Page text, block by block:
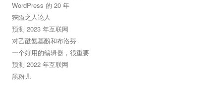
WordPress 的 20 年
狹隘之人论人
预测 2023 年互联网
对乙酰氨基酚和布洛芬
一个好用的编辑器，很重要
预测 2022 年互联网
黑粉儿